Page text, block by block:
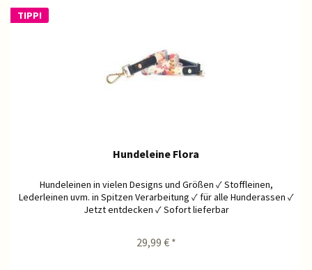
TIPP!
Hundeleine Flora
Hundeleinen in vielen Designs und Größen ✓ Stoffleinen,
Lederleinen uvm. in Spitzen Verarbeitung ✓ für alle Hunderassen ✓
Jetzt entdecken ✓ Sofort lieferbar
29,99 € *